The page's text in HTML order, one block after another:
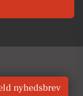
nyhedsbrev